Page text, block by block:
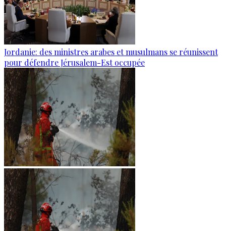
Jordanie: des ministres arabes et musulmans se réunissent
pour défendre Jérusalem-Est occupée